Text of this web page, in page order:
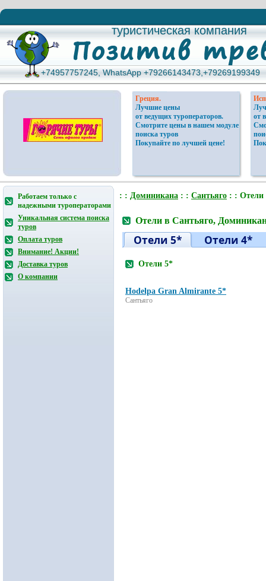
туристическая компания
туристическая компания
+74957757245, WhatsApp +79266143473,+79269199349
+74957757245, WhatsApp +79266143473,+79269199349
Греция.
Лучшие цены
от ведущих туроператоров.
Смотрите цены в нашем модуле
поиска туров
Покупайте по лучшей цене!
от
Работаем только с
надежными туроператорами
Уникальная система поиска
туров
Оплата туров
Внимание! Акции!
Доставка туров
О компании
: : Доминикана : : Сантьяго : :
Отели в Сантьяго,
Отели 5* Отели 4*
Отели 5*
Hodelpa Gran Almirante 5*
Сантьяго